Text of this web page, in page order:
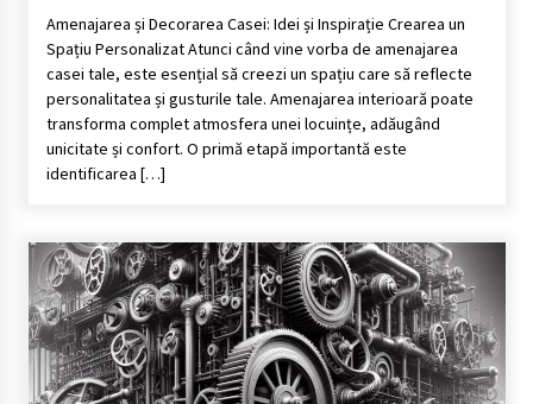
Întreținerea lansetelor de crap pentru sezonul
rece
2 ani ago
Cum să îți alegi locul ideal pentru pescuit
Cele mai Frumoase Excursii în Delta Dunării
(2024)
2 ani ago
Camping în Delta Dunării – Tot ce trebuie să știi
despre turismul lent și permisele de activități-
Amenajarea și Decorarea Casei: Idei și Inspirație Crearea un
Spațiu Personalizat Atunci când vine vorba de amenajarea
casei tale, este esențial să creezi un spațiu care să reflecte
personalitatea și gusturile tale. Amenajarea interioară poate
transforma complet atmosfera unei locuințe, adăugând
unicitate și confort. O primă etapă importantă este
identificarea […]